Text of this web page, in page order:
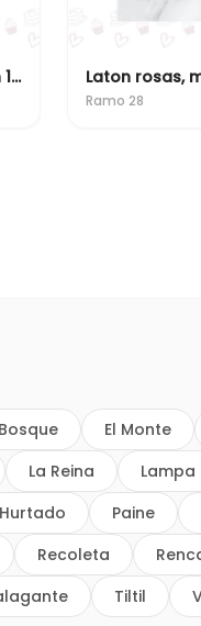
No cumpliste 40, cumpliste 22 con 18 años de experiencia
Ramo 28
El Monte
La Reina Lampa
Paine
Recoleta
Tiltil